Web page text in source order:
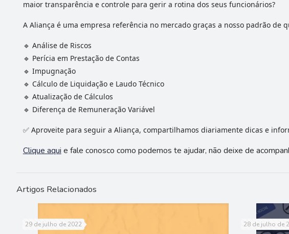
maior transparência e controle para gerir a rotina dos seus funcionários?
A Aliança é uma empresa referência no mercado graças a nosso padrão
🔹 Análise de Riscos
🔹 Perícia em Prestação de Contas
🔹 Impugnação
🔹 Cálculo de Liquidação e Laudo Técnico
🔹 Atualização de Cálculos
🔹 Diferença de Remuneração Variável
✅Aproveite para seguir a Aliança, compartilhamos diariamente dicas e
Clique aqui e fale conosco como podemos te ajudar, não deixe de
Artigos Relacionados
29 de julho de 2022 28 de julho de